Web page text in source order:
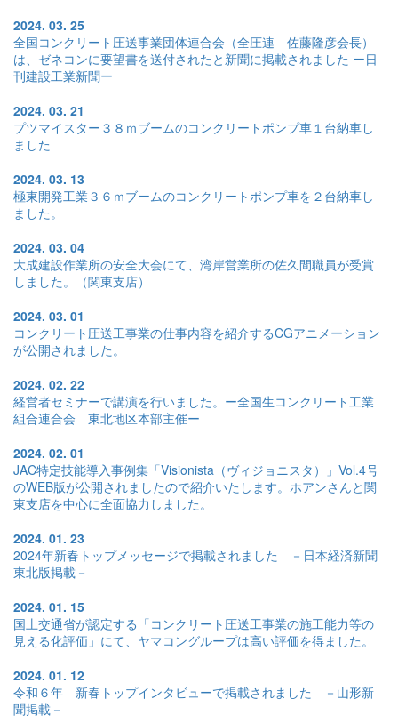
2024. 03. 25
全国コンクリート圧送事業団体連合会（全圧連 佐藤隆彦会長）
は、ゼネコンに要望書を送付されたと新聞に掲載されました ー日
刊建設工業新聞ー
2024. 03. 21
プツマイスター３８ｍブームのコンクリートポンプ車１台納車し
ました
2024. 03. 13
極東開発工業３６ｍブームのコンクリートポンプ車を２台納車し
ました。
2024. 03. 04
大成建設作業所の安全大会にて、湾岸営業所の佐久間職員が受賞
しました。（関東支店）
2024. 03. 01
コンクリート圧送工事業の仕事内容を紹介するCGアニメーション
が公開されました。
2024. 02. 22
経営者セミナーで講演を行いました。ー全国生コンクリート工業
組合連合会 東北地区本部主催ー
2024. 02. 01
JAC特定技能導入事例集「Visionista（ヴィジョニスタ）」Vol.4号
のWEB版が公開されましたので紹介いたします。ホアンさんと関
東支店を中心に全面協力しました。
2024. 01. 23
2024年新春トップメッセージで掲載されました －日本経済新聞
東北版掲載－
2024. 01. 15
国土交通省が認定する「コンクリート圧送工事業の施工能力等の
見える化評価」にて、ヤマコングループは高い評価を得ました。
2024. 01. 12
令和６年 新春トップインタビューで掲載されました －山形新
聞掲載－